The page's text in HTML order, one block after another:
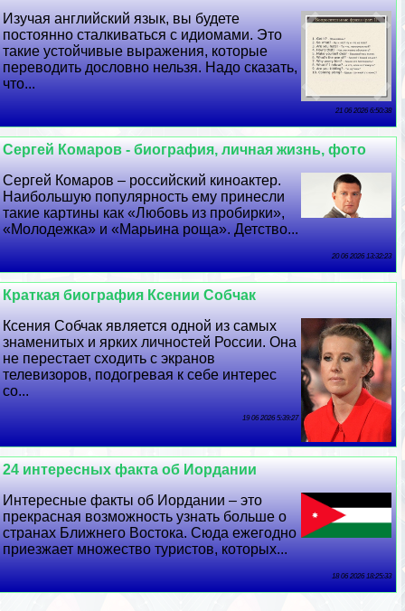
Изучая английский язык, вы будете
постоянно сталкиваться с идиомами. Это
такие устойчивые выражения, которые
переводить дословно нельзя. Надо сказать,
что...
21 06 2026 6:50:38
Сергeй Комаров - биография, личная жизнь, фото
Сергeй Комаров – российский киноактер.
Наибольшую популярность ему принесли
такие картины как «Любовь из пробирки»,
«Молодежка» и «Марьина роща». Детство...
20 06 2026 13:32:23
Краткая биография Ксении Собчак
Ксения Собчак является одной из самых
знаменитых и ярких личностей России. Она
не перестает сходить с экранов
телевизоров, подогревая к себе интерес
со...
19 06 2026 5:39:27
24 интересных факта об Иордании
Интересные факты об Иордании – это
прекрасная возможность узнать больше о
странах Ближнего Востока. Сюда ежегодно
приезжает множество туристов, которых...
18 06 2026 18:25:33